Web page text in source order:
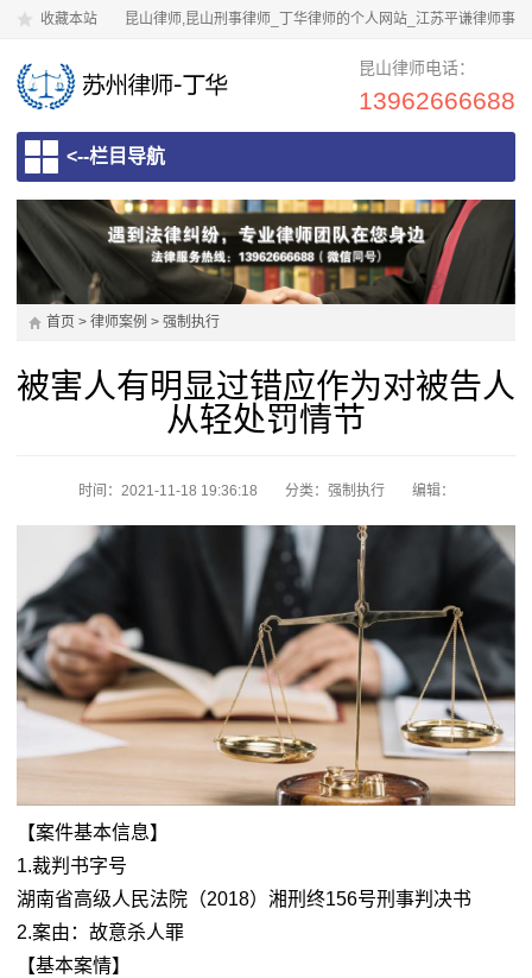
收藏本站 昆山律师,昆山刑事律师_丁华律师的个人网站_江苏平谦律师事
昆山律师电话：
13962666688
<--栏目导航
首页 > 律师案例 > 强制执行
被害人有明显过错应作为对被告人
从轻处罚情节
时间：2021-11-18 19:36:18 分类： 强制执行 编辑：
【案件基本信息】
1.裁判书字号
湖南省高级人民法院（2018）湘刑终156号刑事判决书
2.案由：故意杀人罪
【基本案情】